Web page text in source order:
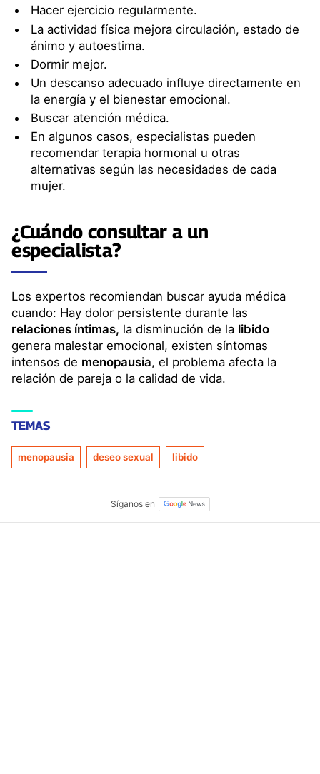
Hacer ejercicio regularmente.
La actividad física mejora circulación, estado de
ánimo y autoestima.
Dormir mejor.
Un descanso adecuado influye directamente en
la energía y el bienestar emocional.
Buscar atención médica.
En algunos casos, especialistas pueden
recomendar terapia hormonal u otras
alternativas según las necesidades de cada
mujer.
¿Cuándo consultar a un
especialista?
Los expertos recomiendan buscar ayuda médica
cuando: Hay dolor persistente durante las
relaciones íntimas, la disminución de la libido
genera malestar emocional, existen síntomas
intensos de menopausia, el problema afecta la
relación de pareja o la calidad de vida.
TEMAS
menopausia deseo sexual libido